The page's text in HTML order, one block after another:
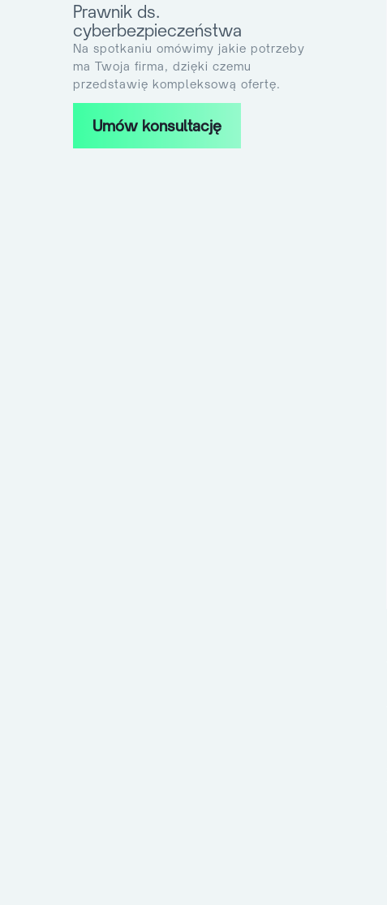
Prawnik ds.
cyberbezpieczeństwa
Na spotkaniu omówimy jakie potrzeby
ma Twoja firma, dzięki czemu
przedstawię kompleksową ofertę.
Umów konsultację